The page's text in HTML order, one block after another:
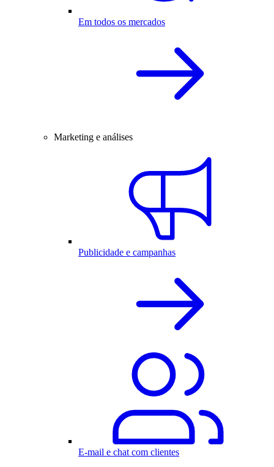
Em todos os mercados
Marketing e análises
Publicidade e campanhas
E-mail e chat com clientes